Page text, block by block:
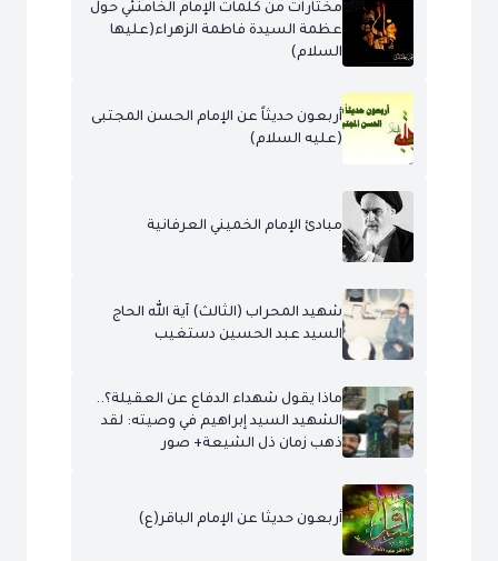
مختارات من كلمات الإمام الخامنئي حول
عظمة السيدة فاطمة الزهراء(عليها
السلام)
أربعون حديثاً عن الإمام الحسن المجتبى
(عليه السلام)
مبادئ الإمام الخميني العرفانية
شهيد المحراب (الثالث) آية الله الحاج
السيد عبد الحسين دستغيب
ماذا يقول شهداء الدفاع عن العقيلة؟..
الشهيد السيد إبراهيم في وصيته: لقد
ذهب زمان ذل الشيعة+ صور
أربعون حديثا عن الإمام الباقر(ع)